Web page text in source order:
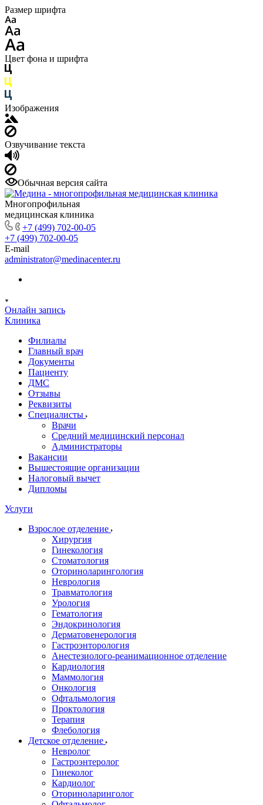
Размер шрифта
Цвет фона и шрифта
Изображения
Озвучивание текста
Обычная версия сайта
Многопрофильная
медицинская клиника
+7 (499) 702-00-05
+7 (499) 702-00-05
E-mail
administrator@medinacenter.ru
Онлайн запись
Клиника
Филиалы
Главный врач
Документы
Пациенту
ДМС
Отзывы
Реквизиты
Специалисты
Врачи
Средний медицинский персонал
Администраторы
Вакансии
Вышестоящие организации
Налоговый вычет
Дипломы
Услуги
Взрослое отделение
Хирургия
Гинекология
Стоматология
Оториноларингология
Неврология
Травматология
Урология
Гематология
Эндокринология
Дерматовенерология
Гастроэнторология
Анестезиолого-реанимационное отделение
Кардиология
Маммология
Онкология
Офтальмология
Проктология
Терапия
Флебология
Детское отделение
Невролог
Гастроэнтеролог
Гинеколог
Кардиолог
Оториноларинголог